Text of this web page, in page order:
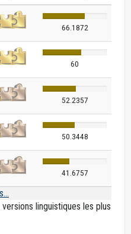
66.1872
60
52.2357
50.3448
41.6757
linguistiques les plus